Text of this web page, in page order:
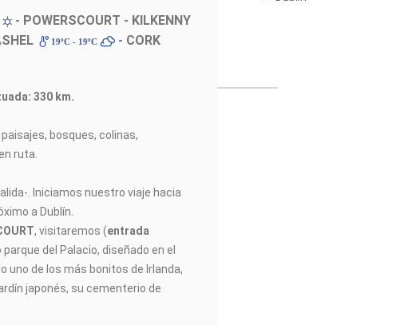
- POWERSCOURT - KILKENNY
19ºC - 19ºC - CORK
330 km.
bosques, colinas,
ruta.
. Iniciamos nuestro viaje hacia
a Dublín.
, visitaremos (entrada
del Palacio, diseñado en el
uno de los más bonitos de Irlanda,
japonés, su cementerio de